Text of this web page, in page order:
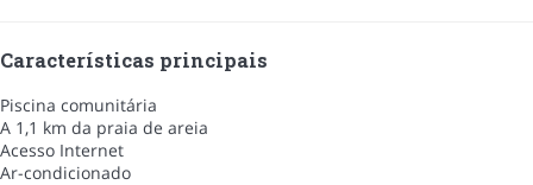
Características principais
Piscina comunitária
A 1,1 km da praia de areia
Acesso Internet
Ar-condicionado